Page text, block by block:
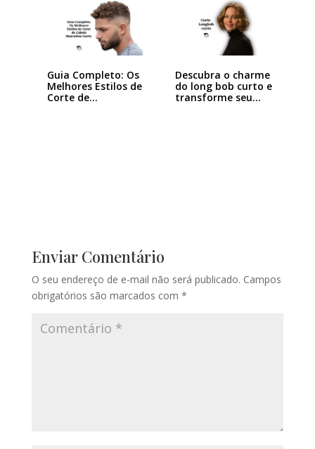
Guia Completo: Os
Melhores Estilos de
Corte de…
Descubra o charme
do long bob curto e
transforme seu…
Enviar Comentário
O seu endereço de e-mail não será publicado. Campos
obrigatórios são marcados com *